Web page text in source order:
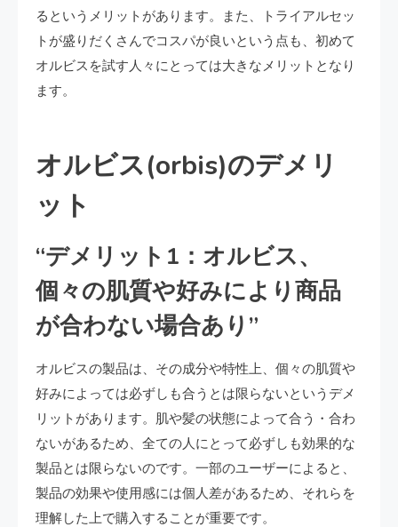
るというメリットがあります。また、トライアルセッ
トが盛りだくさんでコスパが良いという点も、初めて
オルビスを試す人々にとっては大きなメリットとなり
ます。
オルビス(orbis)のデメリ
ット
“デメリット1：オルビス、
個々の肌質や好みにより商品
が合わない場合あり”
オルビスの製品は、その成分や特性上、個々の肌質や
好みによっては必ずしも合うとは限らないというデメ
リットがあります。肌や髪の状態によって合う・合わ
ないがあるため、全ての人にとって必ずしも効果的な
製品とは限らないのです。一部のユーザーによると、
製品の効果や使用感には個人差があるため、それらを
理解した上で購入することが重要です。